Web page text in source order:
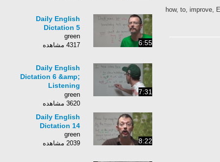
how, to, improve,
6:55
Daily English
Dictation 5
green
4317 مشاهده
7:31
Daily English
Dictation 6 &amp;
Listening
Comprehension (L/C)
green
3620 مشاهده
8:22
Daily English
Dictation 14
green
2039 مشاهده